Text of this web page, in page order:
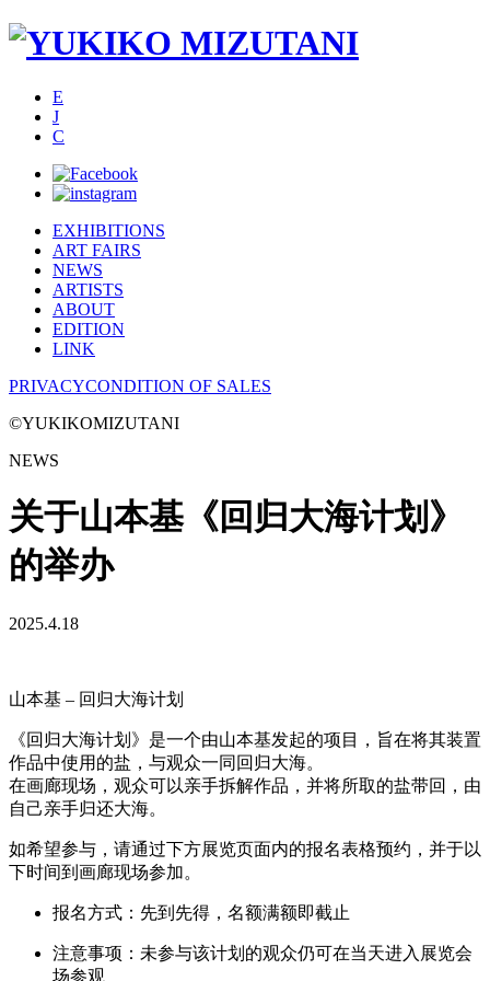
E
J
C
EXHIBITIONS
ART FAIRS
NEWS
ARTISTS
ABOUT
EDITION
LINK
PRIVACYCONDITION OF SALES
©YUKIKOMIZUTANI
NEWS
关于山本基《回归大海计划》
的举办
2025.4.18
山本基 – 回归大海计划
《回归大海计划》是一个由山本基发起的项目，旨在将其装置
作品中使用的盐，与观众一同回归大海。
在画廊现场，观众可以亲手拆解作品，并将所取的盐带回，由
自己亲手归还大海。
如希望参与，请通过下方展览页面内的报名表格预约，并于以
下时间到画廊现场参加。
报名方式：先到先得，名额满额即截止
注意事项：未参与该计划的观众仍可在当天进入展览会
场参观